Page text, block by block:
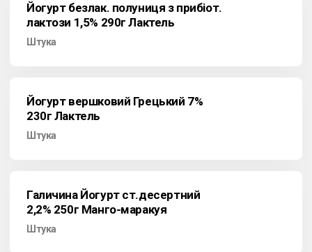
Йогурт безлак. полуниця з прибіот.
лактози 1,5% 290г Лактель
Штука
Йогурт вершковий Грецький 7%
230г Лактель
Штука
Галичина Йогурт ст.десертний
2,2% 250г Манго-маракуя
Штука